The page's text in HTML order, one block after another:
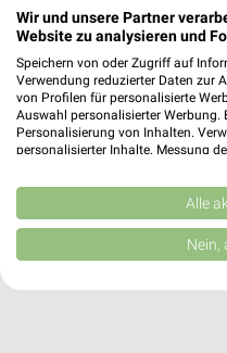
ZOO & Co.
Ingolstadt,
441,87 km
Wir und unsere Partner
Website zu analysieren und
Speichern von oder Zugriff auf
Verwendung reduzierter Daten zur
von Profilen für personalisierte
Auswahl personalisierter Werbung.
Personalisierung von Inhalten.
personalisierter Inhalte. Messung
Kombinationen von Daten aus
Verbesserung der Angebote.
von Inhalten.
Daten können außerhalb der
Website/App.
Alle
Nein,